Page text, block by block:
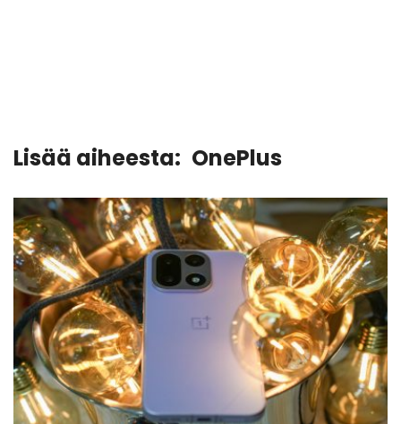
Lisää aiheesta: OnePlus